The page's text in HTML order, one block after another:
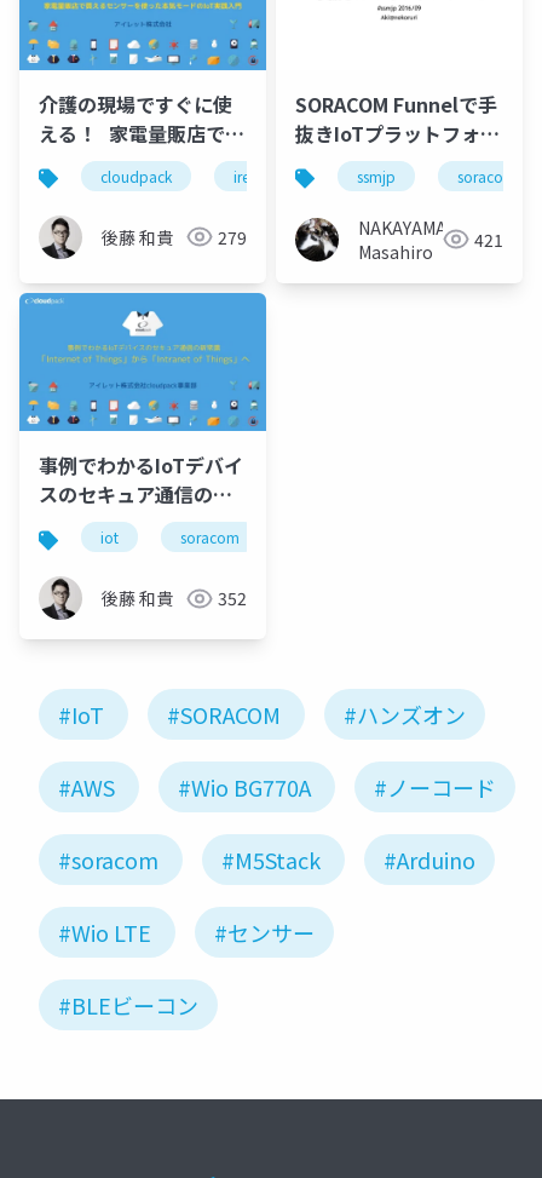
介護の現場ですぐに使
える！ 家電量販店で買
えるセンサーを使った
本気モードのIoT実践入
門
cloudpack iret soracom iot
後藤 和貴 279
SORACOM Funnelで手
抜きIoTプラットフォー
ム #ssmjp
ssmjp soracom
NAKAYAMA
Masahiro
421
事例でわかるIoTデバイ
スのセキュア通信の新
常識 「Internet of
Things」から
「Intranet of
Things」へ
iot soracom
後藤 和貴 352
#IoT #SORACOM #ハンズオン
#AWS #Wio BG770A #ノーコード
#soracom #M5Stack #Arduino
#Wio LTE #センサー
#BLEビーコン